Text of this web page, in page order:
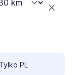
Tylko PL